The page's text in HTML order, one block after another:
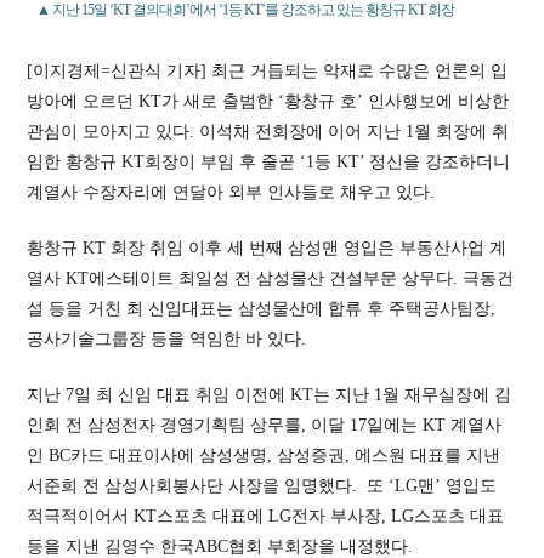
▲ 지난 15일 ‘KT 결의대회’에서 ‘1등 KT’를 강조하고 있는 황창규 KT 회장
[이지경제=신관식 기자] 최근 거듭되는 악재로 수많은 언론의 입
방아에 오르던 KT가 새로 출범한 ‘황창규 호’ 인사행보에 비상한
관심이 모아지고 있다. 이석채 전회장에 이어 지난 1월 회장에 취
임한 황창규 KT회장이 부임 후 줄곧 ‘1등 KT’ 정신을 강조하더니
계열사 수장자리에 연달아 외부 인사들로 채우고 있다.
황창규 KT 회장 취임 이후 세 번째 삼성맨 영입은 부동산사업 계
열사 KT에스테이트 최일성 전 삼성물산 건설부문 상무다. 극동건
설 등을 거친 최 신임대표는 삼성물산에 합류 후 주택공사팀장,
공사기술그룹장 등을 역임한 바 있다.
지난 7일 최 신임 대표 취임 이전에 KT는 지난 1월 재무실장에 김
인회 전 삼성전자 경영기획팀 상무를, 이달 17일에는 KT 계열사
인 BC카드 대표이사에 삼성생명, 삼성증권, 에스원 대표를 지낸
서준희 전 삼성사회봉사단 사장을 임명했다. 또 ‘LG맨’ 영입도
적극적이어서 KT스포츠 대표에 LG전자 부사장, LG스포츠 대표
등을 지낸 김영수 한국ABC협회 부회장을 내정했다.